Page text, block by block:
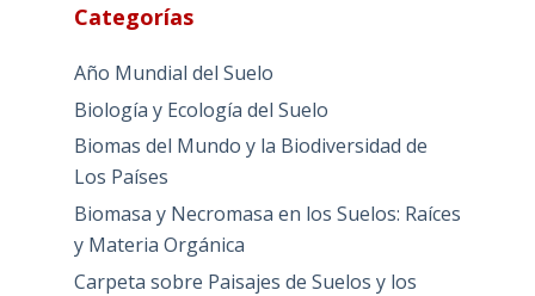
Categorías
Año Mundial del Suelo
Biología y Ecología del Suelo
Biomas del Mundo y la Biodiversidad de
Los Países
Biomasa y Necromasa en los Suelos: Raíces
y Materia Orgánica
Carpeta sobre Paisajes de Suelos y los